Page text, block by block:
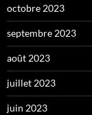
octobre 2023
septembre 2023
août 2023
juillet 2023
juin 2023